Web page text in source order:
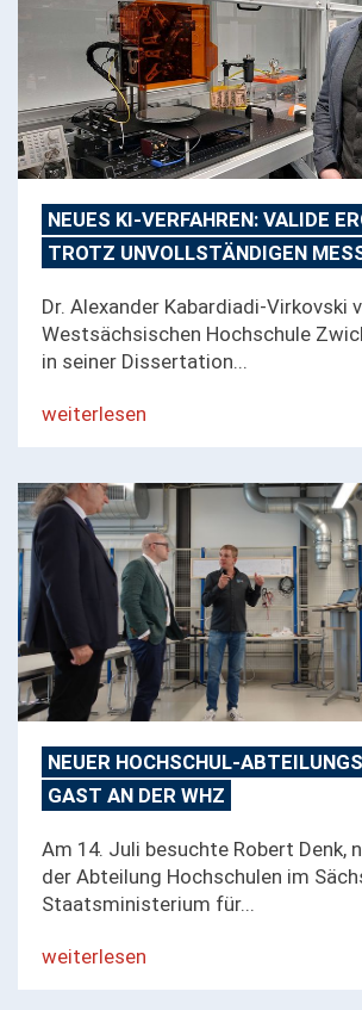
NEUES KI-VERFAHREN: VALIDE
TROTZ UNVOLLSTÄNDIGEN
Dr. Alexander Kabardiadi-Virkovski
Westsächsischen Hochschule
in seiner Dissertation...
weiterlesen
NEUER HOCHSCHUL-
GAST AN DER WHZ
Am 14. Juli besuchte Robert Denk,
der Abteilung Hochschulen im
Staatsministerium für...
weiterlesen